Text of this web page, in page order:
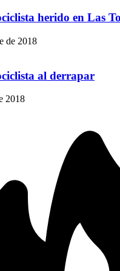
herido en Las
de 2018
al derrapar
2018